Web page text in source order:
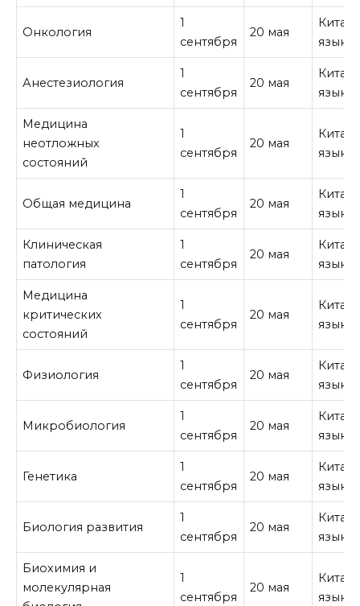
Онкология
1
сентября
20 мая
язык
Анестезиология
1
сентября
20 мая
язык
Медицина
неотложных
состояний
1
сентября
20 мая
язык
Общая медицина
1
сентября
20 мая
язык
Клиническая
патология
1
сентября
20 мая
язык
Медицина
критических
состояний
1
сентября
20 мая
язык
Физиология
1
сентября
20 мая
язык
Микробиология
1
сентября
20 мая
язык
Генетика
1
сентября
20 мая
язык
Биология развития
1
сентября
20 мая
язык
Биохимия и
молекулярная
1
сентября
20 мая
язык